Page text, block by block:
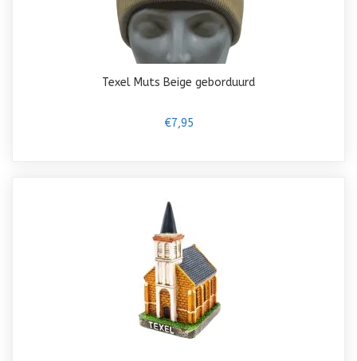
Texel Muts Beige geborduurd
€7,95